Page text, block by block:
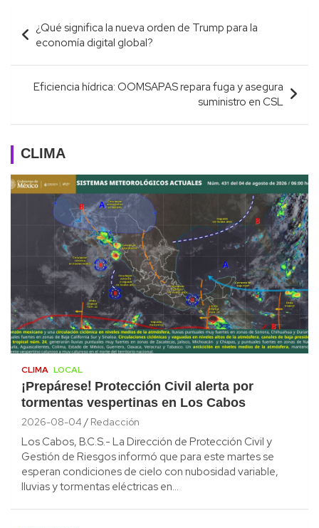
Navegación
de
entradas
¿Qué significa la nueva orden de Trump para la
economía digital global?
Eficiencia hídrica: OOMSAPAS repara fuga y asegura
suministro en CSL
CLIMA
CLIMA LOCAL
¡Prepárese! Protección Civil alerta por
tormentas vespertinas en Los Cabos
2026-08-04 Redacción
Los Cabos, B.C.S.- La Dirección de Protección Civil y
Gestión de Riesgos informó que para este martes se
esperan condiciones de cielo con nubosidad variable,
lluvias y tormentas eléctricas en…